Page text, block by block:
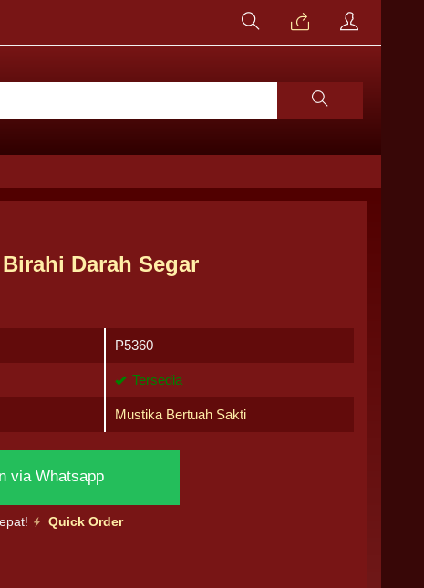
Darah Segar
P5360
Tersedia
Mustika Bertuah Sakti
via Whatsapp
Quick Order